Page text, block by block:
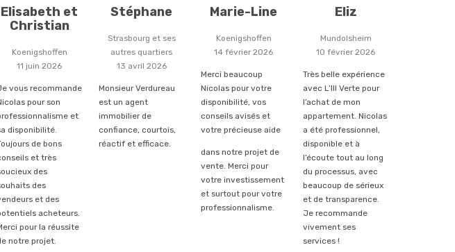
Elisabeth et
Christian
Koenigshoffen
11 juin 2026
vous recommande
pour son
et
disponibilité.
de bons
et très
des
des
et des
acheteurs.
pour la réussite
notre projet.
Stéphane
Strasbourg et ses
autres quartiers
13 avril 2026
Monsieur Verdureau
est un agent
immobilier de
confiance, courtois,
réactif et efficace.
Marie-Line
Koenigshoffen
14 février 2026
Merci beaucoup
Nicolas pour votre
disponibilité, vos
conseils avisés et
votre précieuse aide
dans notre projet de
vente. Merci pour
votre investissement
et surtout pour votre
professionnalisme.
Eliz
Mundolsheim
10 février 2026
Très belle expérience
avec L’Ill Verte pour
l’achat de mon
appartement. Nicolas
a été professionnel,
disponible et à
l’écoute tout au long
du processus, avec
beaucoup de sérieux
et de transparence.
Je recommande
vivement ses
services !